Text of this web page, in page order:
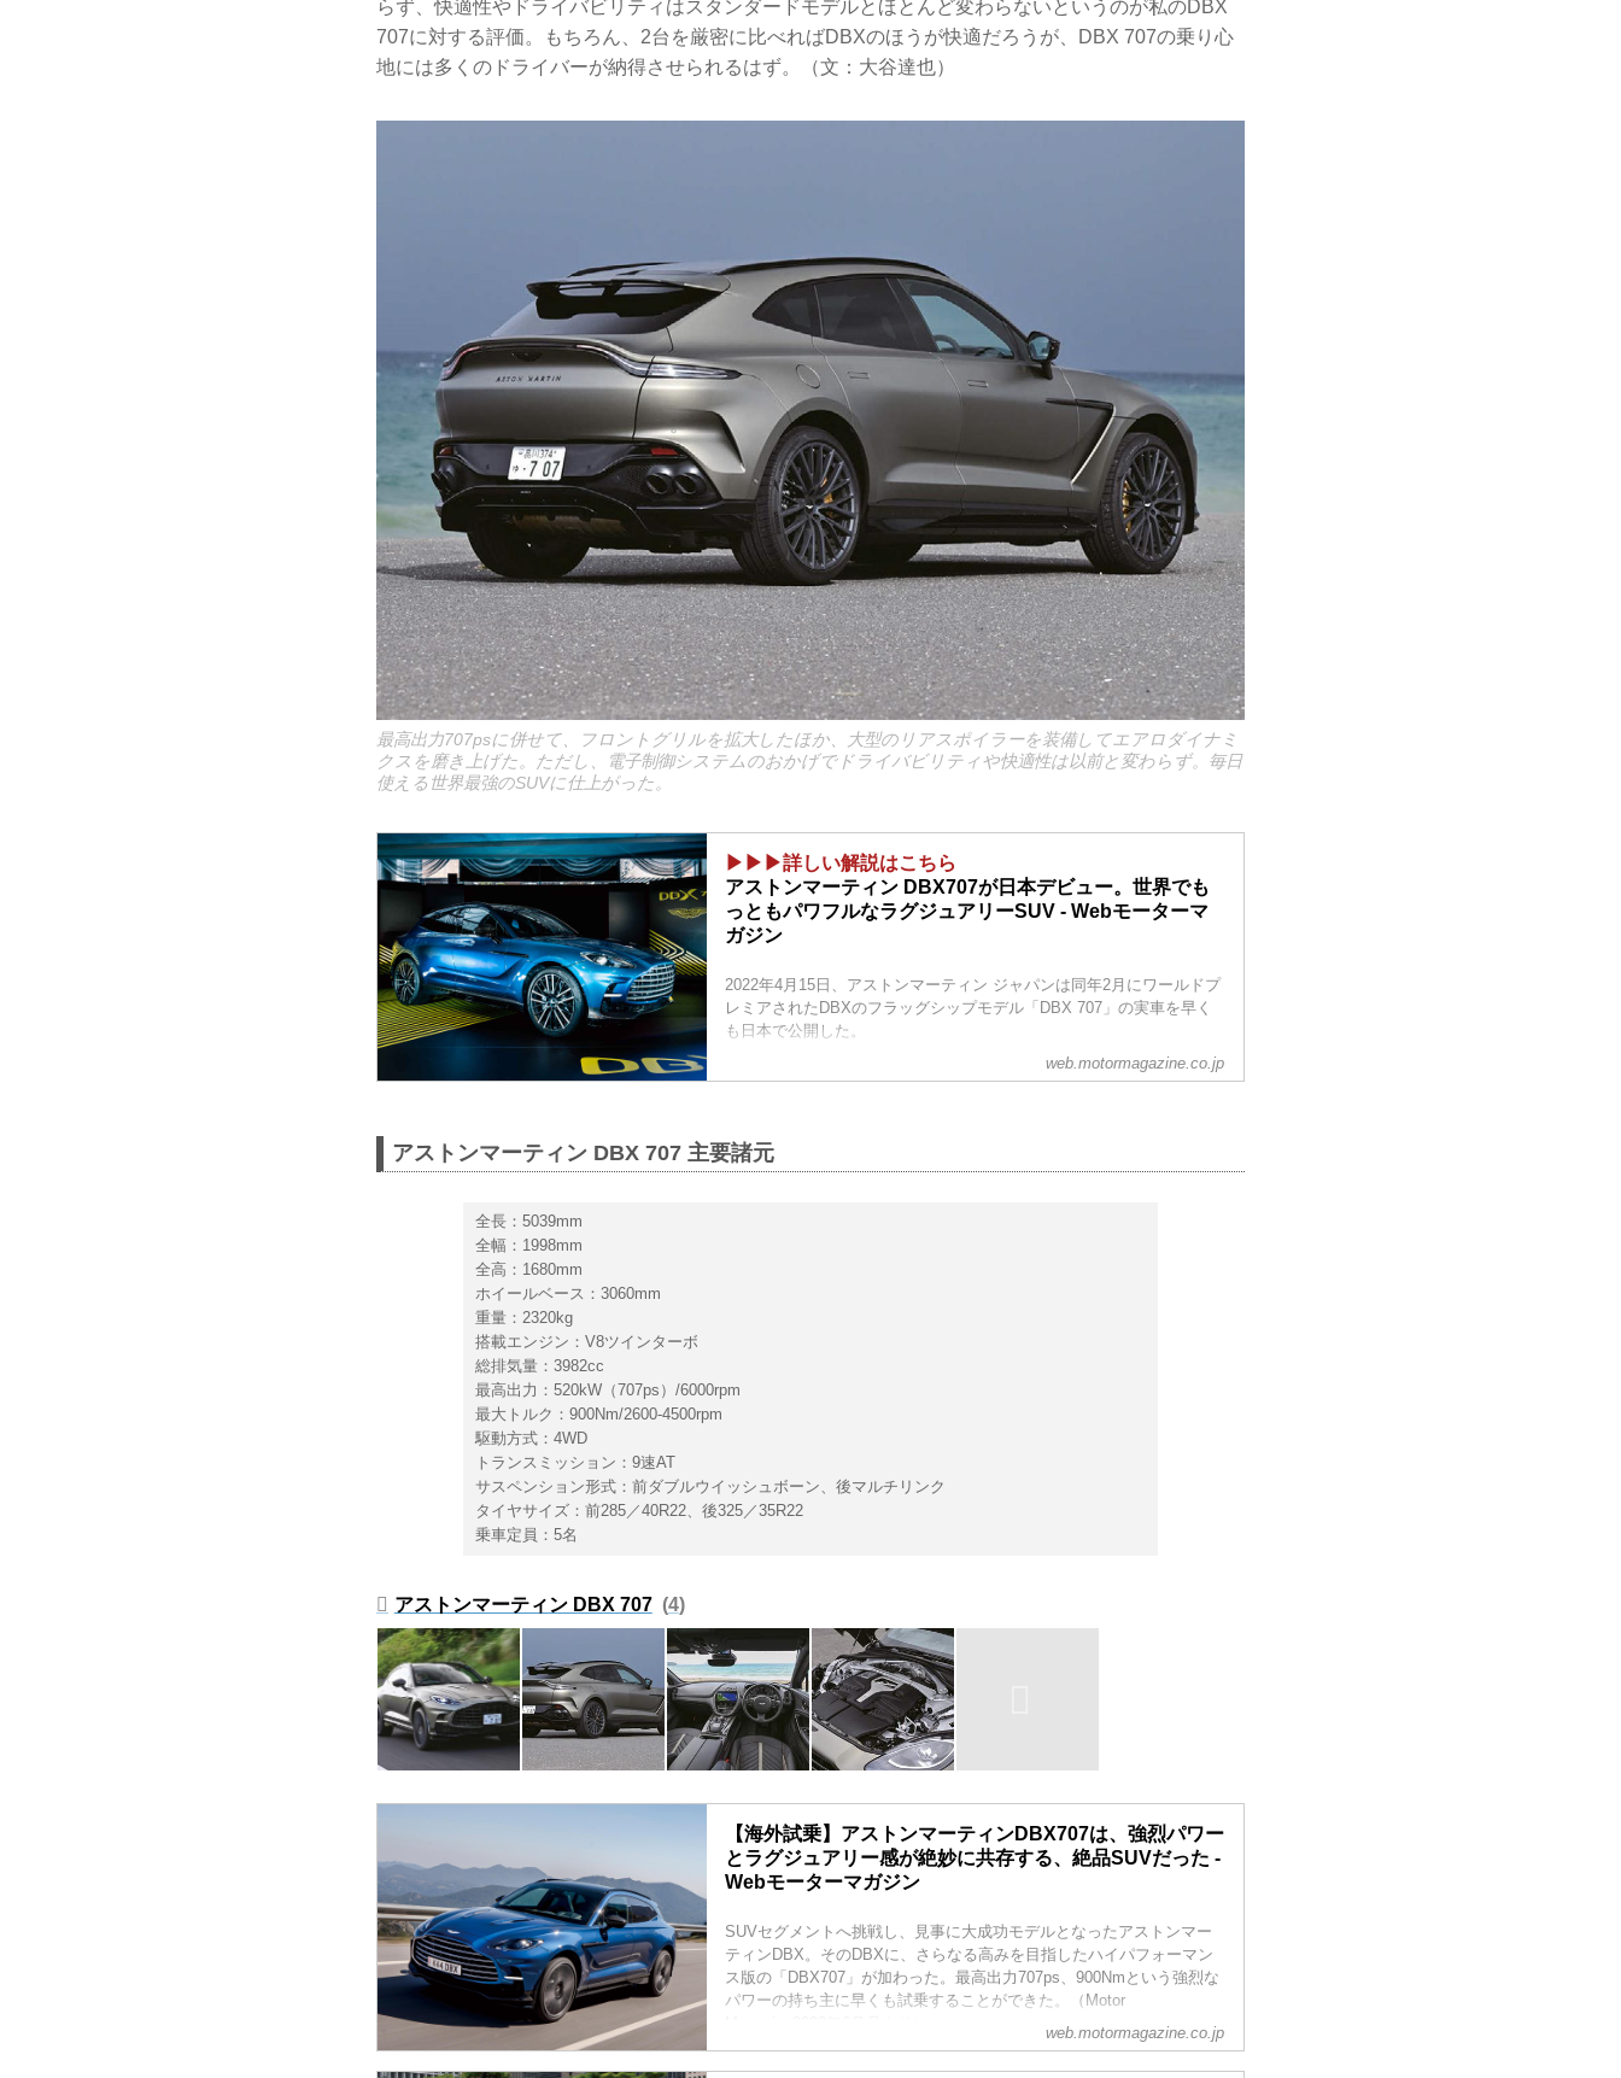
らず、快適性やドライバビリティはスタンダードモデルとほとんど変わらないというのが私のDBX
707に対する評価。もちろん、2台を厳密に比べればDBXのほうが快適だろうが、DBX 707の乗り心
地には多くのドライバーが納得させられるはず。（文：大谷達也）
最高出力707psに併せて、フロントグリルを拡大したほか、大型のリアスポイラーを装備してエアロダイナミ
クスを磨き上げた。ただし、電子制御システムのおかげでドライバビリティや快適性は以前と変わらず。毎日
使える世界最強のSUVに仕上がった。
▶▶▶詳しい解説はこちら
アストンマーティン DBX707が日本デビュー。世界でも
っともパワフルなラグジュアリーSUV - Webモーターマ
ガジン
2022年4月15日、アストンマーティン ジャパンは同年2月にワールドプ
レミアされたDBXのフラッグシップモデル「DBX 707」の実車を早く
も日本で公開した。
web.motormagazine.co.jp
アストンマーティン DBX 707 主要諸元
全長：5039mm
全幅：1998mm
全高：1680mm
ホイールベース：3060mm
重量：2320kg
搭載エンジン：V8ツインターボ
総排気量：3982cc
最高出力：520kW（707ps）/6000rpm
最大トルク：900Nm/2600-4500rpm
駆動方式：4WD
トランスミッション：9速AT
サスペンション形式：前ダブルウイッシュボーン、後マルチリンク
タイヤサイズ：前285／40R22、後325／35R22
乗車定員：5名
アストンマーティン DBX 707 4
【海外試乗】アストンマーティンDBX707は、強烈パワー
とラグジュアリー感が絶妙に共存する、絶品SUVだった -
Webモーターマガジン
SUVセグメントへ挑戦し、見事に大成功モデルとなったアストンマー
ティンDBX。そのDBXに、さらなる高みを目指したハイパフォーマン
ス版の「DBX707」が加わった。最高出力707ps、900Nmという強烈な
パワーの持ち主に早くも試乗することができた。（Motor
web.motormagazine.co.jp